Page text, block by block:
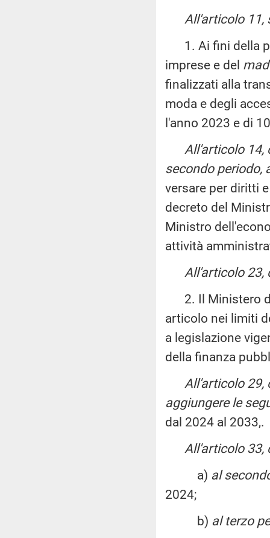
All'articolo 11,
1. Ai fini della
imprese e del
finalizzati alla
moda e degli
l'anno 2023 e di
All'articolo 14,
secondo periodo,
versare per diritti
decreto del
Ministro
attività
All'articolo 23,
2. Il Ministero
articolo nei limiti
a legislazione
della finanza
All'articolo 29,
aggiungere le
dal 2024 al 2033,.
All'articolo 33,
a) al
2024;
b) al terzo